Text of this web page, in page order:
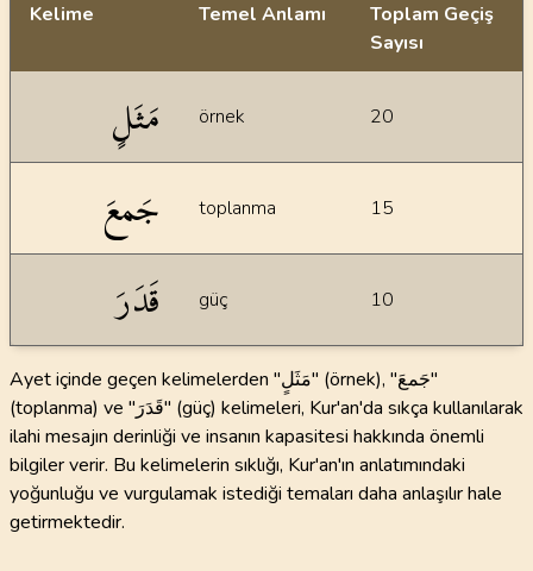
Kelime Temel Anlamı
Toplam Geçiş
Sayısı
مَثَلٍ örnek 20
جَمعَ toplanma 15
قَدَرَ güç 10
Ayet içinde geçen kelimelerden "مَثَلٍ" (örnek), "جَمعَ"
(toplanma) ve "قَدَرَ" (güç) kelimeleri, Kur'an'da sıkça kullanılarak
ilahi mesajın derinliği ve insanın kapasitesi hakkında önemli
bilgiler verir. Bu kelimelerin sıklığı, Kur'an'ın anlatımındaki
yoğunluğu ve vurgulamak istediği temaları daha anlaşılır hale
getirmektedir.